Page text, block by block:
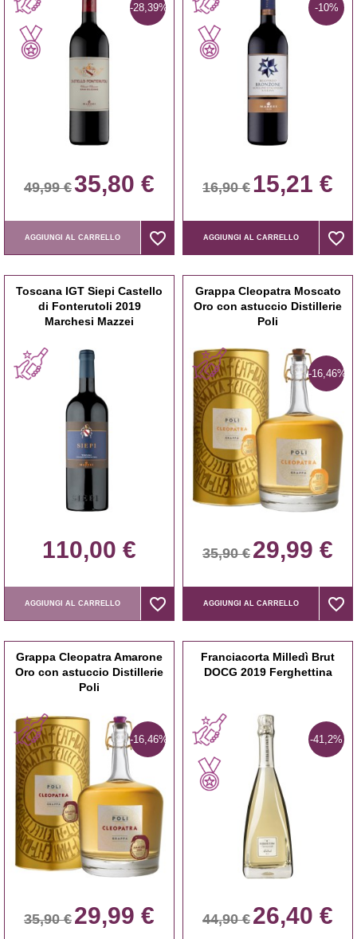
-28,39%
49,99 €35,80 €
AGGIUNGI AL CARRELLO favorite_border
favorite_border
-10%
16,90 € 15,21 €
AGGIUNGI AL CARRELLO favorite_border
favorite_border
Toscana IGT Siepi Castello
di Fonterutoli 2019
Marchesi Mazzei
110,00 €
AGGIUNGI AL CARRELLO favorite_border
favorite_border
Grappa Cleopatra Moscato
Oro con astuccio Distillerie
Poli
-16,46%
35,90 € 29,99 €
AGGIUNGI AL CARRELLO favorite_border
favorite_border
Grappa Cleopatra Amarone
Oro con astuccio Distillerie
Poli
-16,46%
35,90 € 29,99 €
Franciacorta Milledì Brut
DOCG 2019 Ferghettina
-41,2%
44,90 € 26,40 €